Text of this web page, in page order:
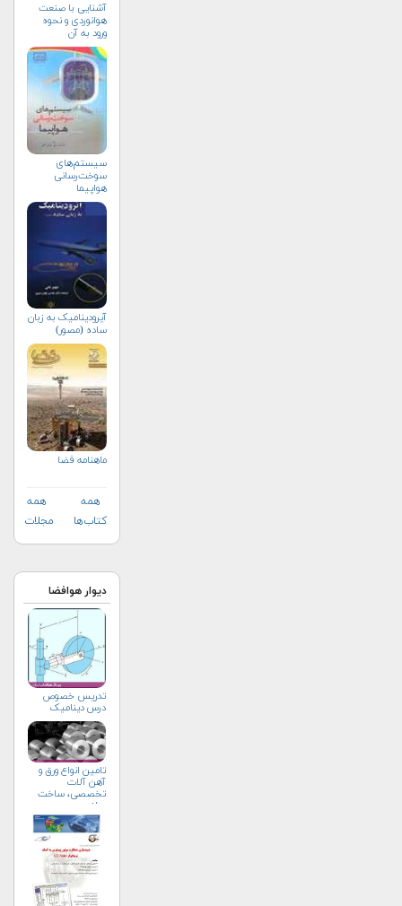
آشنایی با صنعت
هوانوردی و نحوه
ورود به آن
سیستم‌های
سوخت‌رسانی
هواپیما
آیرودینامیک به زبان
ساده (مصور)
ماهنامه فضا
همه
کتاب‌ها
همه
مجلات
دیوار هوافضا
تدریس خصوص
درس دینامیک
تامین انواع ورق و
آهن آلات
تخصصی، ساخت
سازه